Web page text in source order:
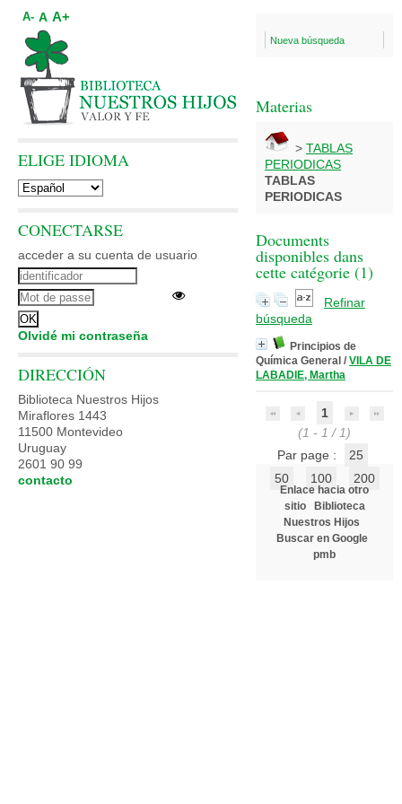
Nueva búsqueda
Materias
> TABLAS
PERIODICAS
TABLAS
PERIODICAS
Documents
disponibles dans
cette catégorie (1)
Refinar
búsqueda
Principios de
Química General / VILA DE
LABADIE, Martha
1
(1 - 1 / 1)
Par page :
25
50
100 200
Enlace hacia otro
sitio
Biblioteca
Nuestros Hijos
Buscar en Google
pmb
A- A A+
ELIGE IDIOMA
CONECTARSE
acceder a su cuenta de usuario
Olvidé mi contraseña
DIRECCIÓN
Biblioteca Nuestros Hijos
Miraflores 1443
11500 Montevideo
Uruguay
2601 90 99
contacto